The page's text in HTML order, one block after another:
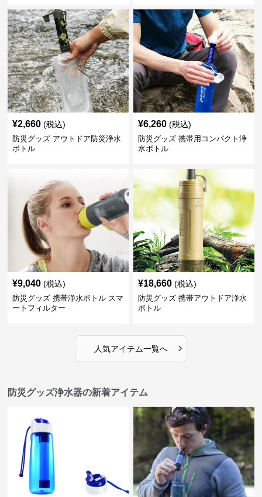
¥2,660 (税込)
防災グッズ アウトドア防災浄水
ボトル
¥6,260 (税込)
防災グッズ 携帯用コンパクト浄
水ボトル
¥9,040 (税込)
防災グッズ 携帯浄水ボトル スマ
ートフィルター
¥18,660 (税込)
防災グッズ 携帯アウトドア浄水
ボトル
人気アイテム一覧へ ›
防災グッズ浄水器の新着アイテム